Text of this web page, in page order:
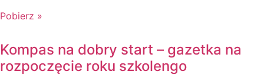
Pobierz »
Kompas na dobry start – gazetka na
rozpoczęcie roku szkolengo